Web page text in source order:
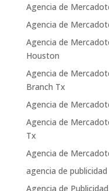
Agencia de
Agencia de
Agencia de
Houston
Agencia de
Branch Tx
Agencia de
Agencia de
Tx
Agencia de
agencia de publicidad
Agencia de